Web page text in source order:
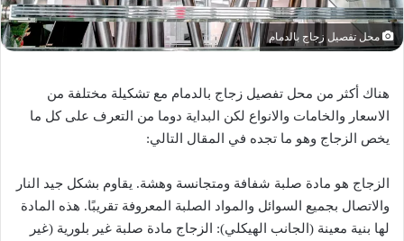
محل تفصيل زجاج بالدمام
هناك أكثر من محل تفصيل زجاج بالدمام مع تشكيلة مختلفة من
الاسعار والخامات والانواع لكن البداية دوما من التعرف على كل ما
يخص الزجاج وهو ما تجده في المقال التالي:
الزجاج هو مادة صلبة شفافة ومتجانسة وهشة. يقاوم بشكل جيد النار
والاتصال بجميع السوائل والمواد الصلبة المعروفة تقريبًا. هذه المادة
لها بنية معينة (الجانب الهيكلي): الزجاج مادة صلبة غير بلورية (غير